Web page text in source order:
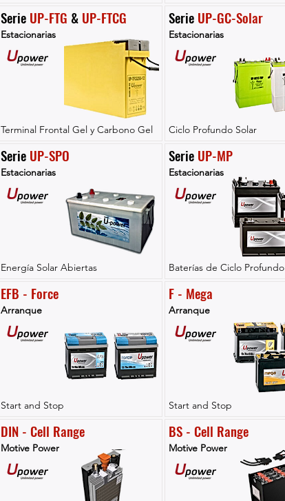
Serie UP-FTG & UP-FTCG
Estacionarias
Terminal Frontal Gel y Carbono Gel
Serie UP-SPO
Estacionarias
Energía Solar Abiertas
EFB - Force
Arranque
Start and Stop
DIN - Cell Range
Motive Power
Serie UP-GC-Solar
Estacionarias
Ciclo Profundo Solar
Serie UP-MP
Estacionarias
Baterías de Ciclo Profundo
F - Mega
Arranque
Start and Stop
BS - Cell Range
Motive Power